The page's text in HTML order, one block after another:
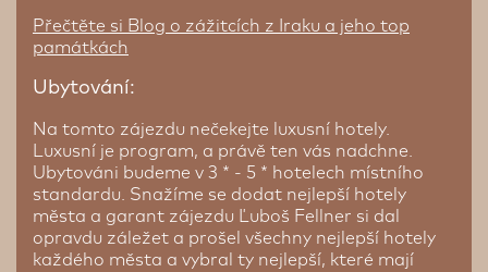
Přečtěte si Blog o zážitcích z Iraku a jeho top
památkách
Ubytování:
Na tomto zájezdu nečekejte luxusní hotely.
Luxusní je program, a právě ten vás nadchne.
Ubytováni budeme v 3 * - 5 * hotelech místního
standardu. Snažíme se dodat nejlepší hotely
města a garant zájezdu Ľuboš Fellner si dal
opravdu záležet a prošel všechny nejlepší hotely
každého města a vybral ty nejlepší, které mají